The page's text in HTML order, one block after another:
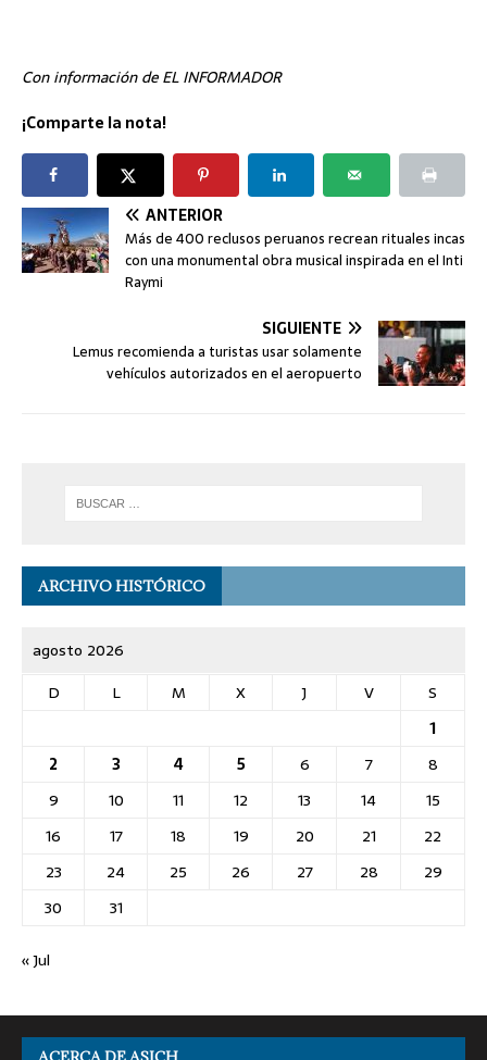
Con información de EL INFORMADOR
¡Comparte la nota!
ANTERIOR
Más de 400 reclusos peruanos recrean rituales incas
con una monumental obra musical inspirada en el Inti
Raymi
SIGUIENTE
Lemus recomienda a turistas usar solamente
vehículos autorizados en el aeropuerto
ARCHIVO HISTÓRICO
agosto 2026
D
L M X J V
S
1
2
3 4 5 6 7
8
9
10 11 12 13 14
15
16
17 18 19 20 21
22
23
24 25 26 27 28
29
30
31
« Jul